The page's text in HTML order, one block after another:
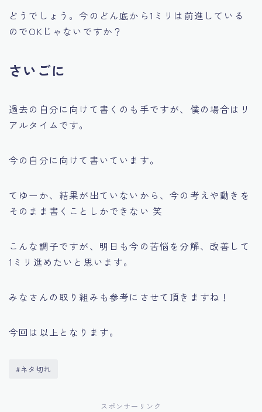
どうでしょう。今のどん底から1ミリは前進している
のでOKじゃないですか？
さいごに
過去の自分に向けて書くのも手ですが、僕の場合はリ
アルタイムです。
今の自分に向けて書いています。
てゆーか、結果が出ていないから、今の考えや動きを
そのまま書くことしかできない 笑
こんな調子ですが、明日も今の苦悩を分解、改善して
1ミリ進めたいと思います。
みなさんの取り組みも参考にさせて頂きますね！
今回は以上となります。
#ネタ切れ
スポンサーリンク